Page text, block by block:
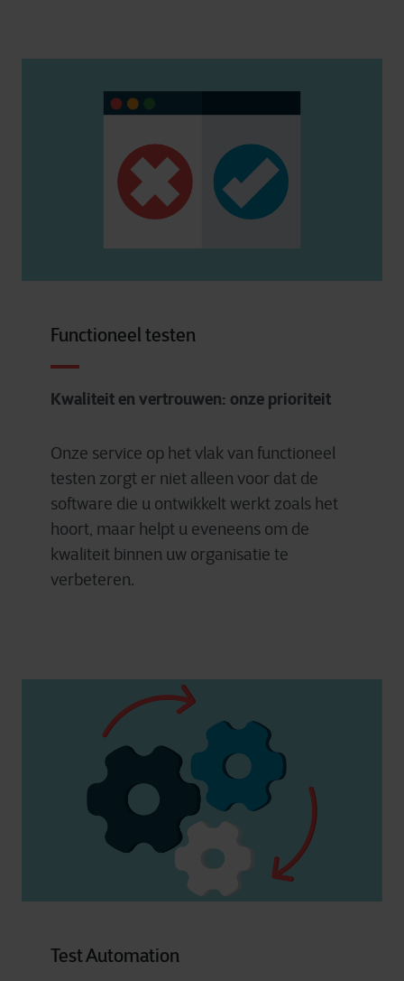
Functioneel testen
Kwaliteit en vertrouwen: onze prioriteit
Onze service op het vlak van functioneel
testen zorgt er niet alleen voor dat de
software die u ontwikkelt werkt zoals het
hoort, maar helpt u eveneens om de
kwaliteit binnen uw organisatie te
verbeteren.
Test Automation